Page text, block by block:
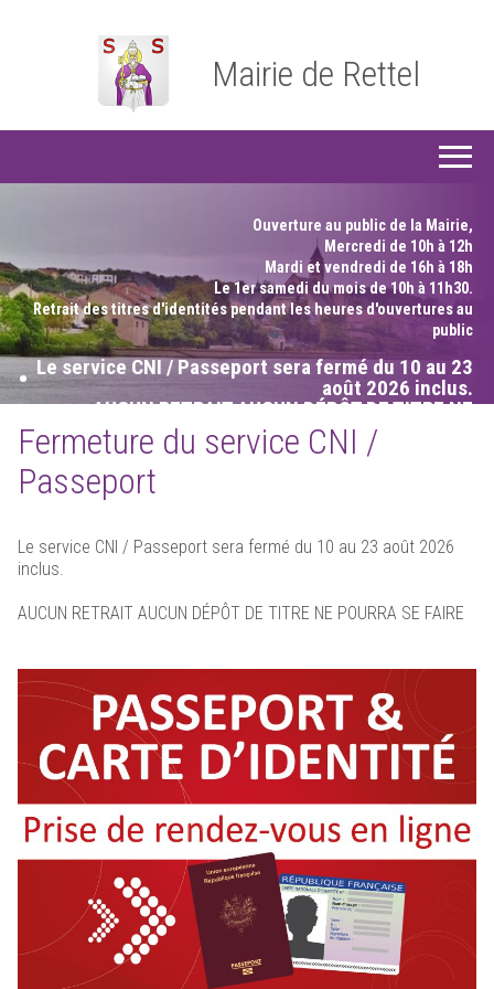
Mairie de Rettel
Bienvenue sur le site de la Commune de
RETTEL
Ouverture au public de la Mairie,
Mercredi de 10h à 12h
Mardi et vendredi de 16h à 18h
Le 1er samedi du moisde 10h à 11h30.
Retrait des titres d'identités pendant les heures d'ouvertures au
public
Le service CNI / Passeport sera fermé du 10 au 23
août 2026 inclus.
AUCUN RETRAIT AUCUN DÉPÔT DE TITRE NE
POURRA SE FAIRE
•
Fermeture du service CNI /
Passeport
Le service CNI / Passeport sera fermé du 10 au 23 août 2026
inclus.
AUCUN RETRAIT AUCUN DÉPÔT DE TITRE NE POURRA SE FAIRE